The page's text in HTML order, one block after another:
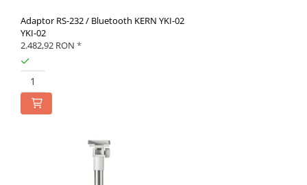
Adaptor RS-232 / Bluetooth KERN YKI-02
YKI-02
2.482,92 RON *